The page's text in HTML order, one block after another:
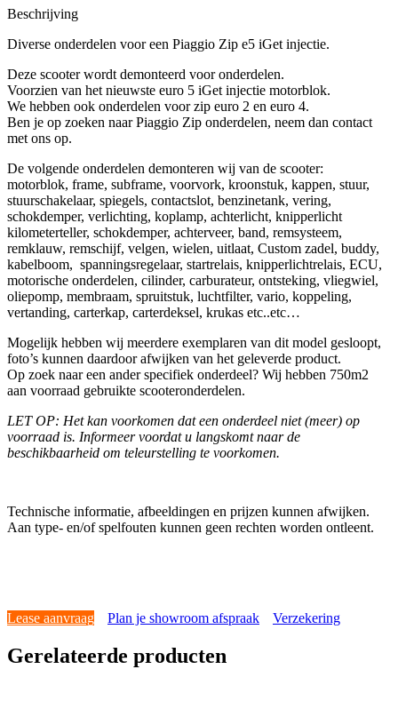
Beschrijving
Diverse onderdelen voor een Piaggio Zip e5 iGet injectie.
Deze scooter wordt demonteerd voor onderdelen.
Voorzien van het nieuwste euro 5 iGet injectie motorblok.
We hebben ook onderdelen voor zip euro 2 en euro 4.
Ben je op zoeken naar Piaggio Zip onderdelen, neem dan contact
met ons op.
De volgende onderdelen demonteren wij van de scooter:
motorblok, frame, subframe, voorvork, kroonstuk, kappen, stuur,
stuurschakelaar, spiegels, contactslot, benzinetank, vering,
schokdemper, verlichting, koplamp, achterlicht, knipperlicht
kilometerteller, schokdemper, achterveer, band, remsysteem,
remklauw, remschijf, velgen, wielen, uitlaat, Custom zadel, buddy,
kabelboom, spanningsregelaar, startrelais, knipperlichtrelais, ECU,
motorische onderdelen, cilinder, carburateur, ontsteking, vliegwiel,
oliepomp, membraam, spruitstuk, luchtfilter, vario, koppeling,
vertanding, carterkap, carterdeksel, krukas etc..etc…
Mogelijk hebben wij meerdere exemplaren van dit model gesloopt,
foto’s kunnen daardoor afwijken van het geleverde product.
Op zoek naar een ander specifiek onderdeel? Wij hebben 750m2
aan voorraad gebruikte scooteronderdelen.
LET OP: Het kan voorkomen dat een onderdeel niet (meer) op
voorraad is. Informeer voordat u langskomt naar de
beschikbaarheid om teleurstelling te voorkomen.
Technische informatie, afbeeldingen en prijzen kunnen afwijken.
Aan type- en/of spelfouten kunnen geen rechten worden ontleent.
Lease aanvraag Plan je showroom afspraak Verzekering
Gerelateerde producten